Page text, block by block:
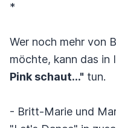
*
Wer noch mehr von
möchte, kann das in
Pink schaut..." tun.
- Britt-Marie und